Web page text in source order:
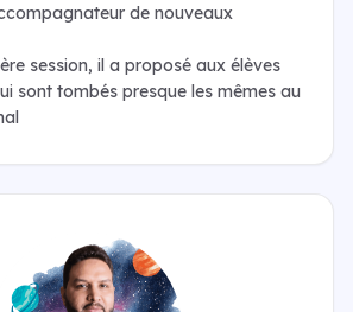
de nouveaux
session, il a proposé aux élèves
sont tombés presque les mêmes au